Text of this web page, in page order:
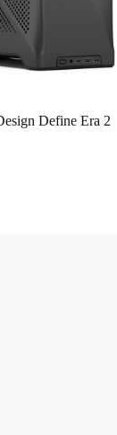
Define Era 2